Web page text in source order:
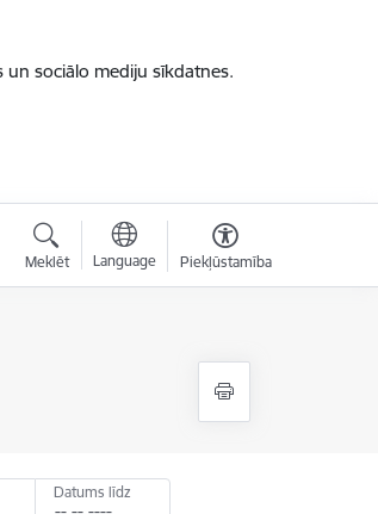
sociālo mediju sīkdatnes.
Meklēt Language Piekļūstamība
Datums līdz